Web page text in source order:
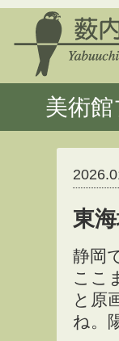
美術
東
静岡
ここ
と原
ね。